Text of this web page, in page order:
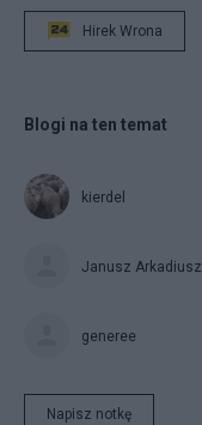
Hirek Wrona
Blogi na ten temat
kierdel
Janusz Arkadiusz
generee
Napisz notkę